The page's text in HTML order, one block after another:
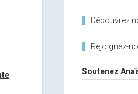
Découvrez
Rejoignez-
Soutenez